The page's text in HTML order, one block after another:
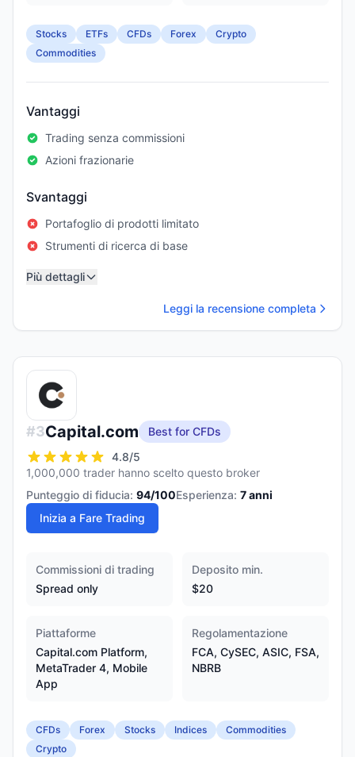
Stocks ETFs CFDs Forex
Crypto
Commodities
Vantaggi
Trading senza commissioni
Azioni frazionarie
Svantaggi
Portafoglio di prodotti limitato
Strumenti di ricerca di base
Più dettagli
Leggi la recensione completa
#3Capital.com
Best for CFDs
4.8/5
1,000,000 trader hanno scelto questo broker
Punteggio di fiducia: 94/100Esperienza: 7anni
Inizia a Fare Trading
Commissioni di trading
Spread only
Deposito min.
$20
Piattaforme
Capital.com Platform,
MetaTrader 4, Mobile
App
Regolamentazione
FCA, CySEC, ASIC, FSA,
NBRB
CFDs Forex Stocks Indices
Commodities
Crypto